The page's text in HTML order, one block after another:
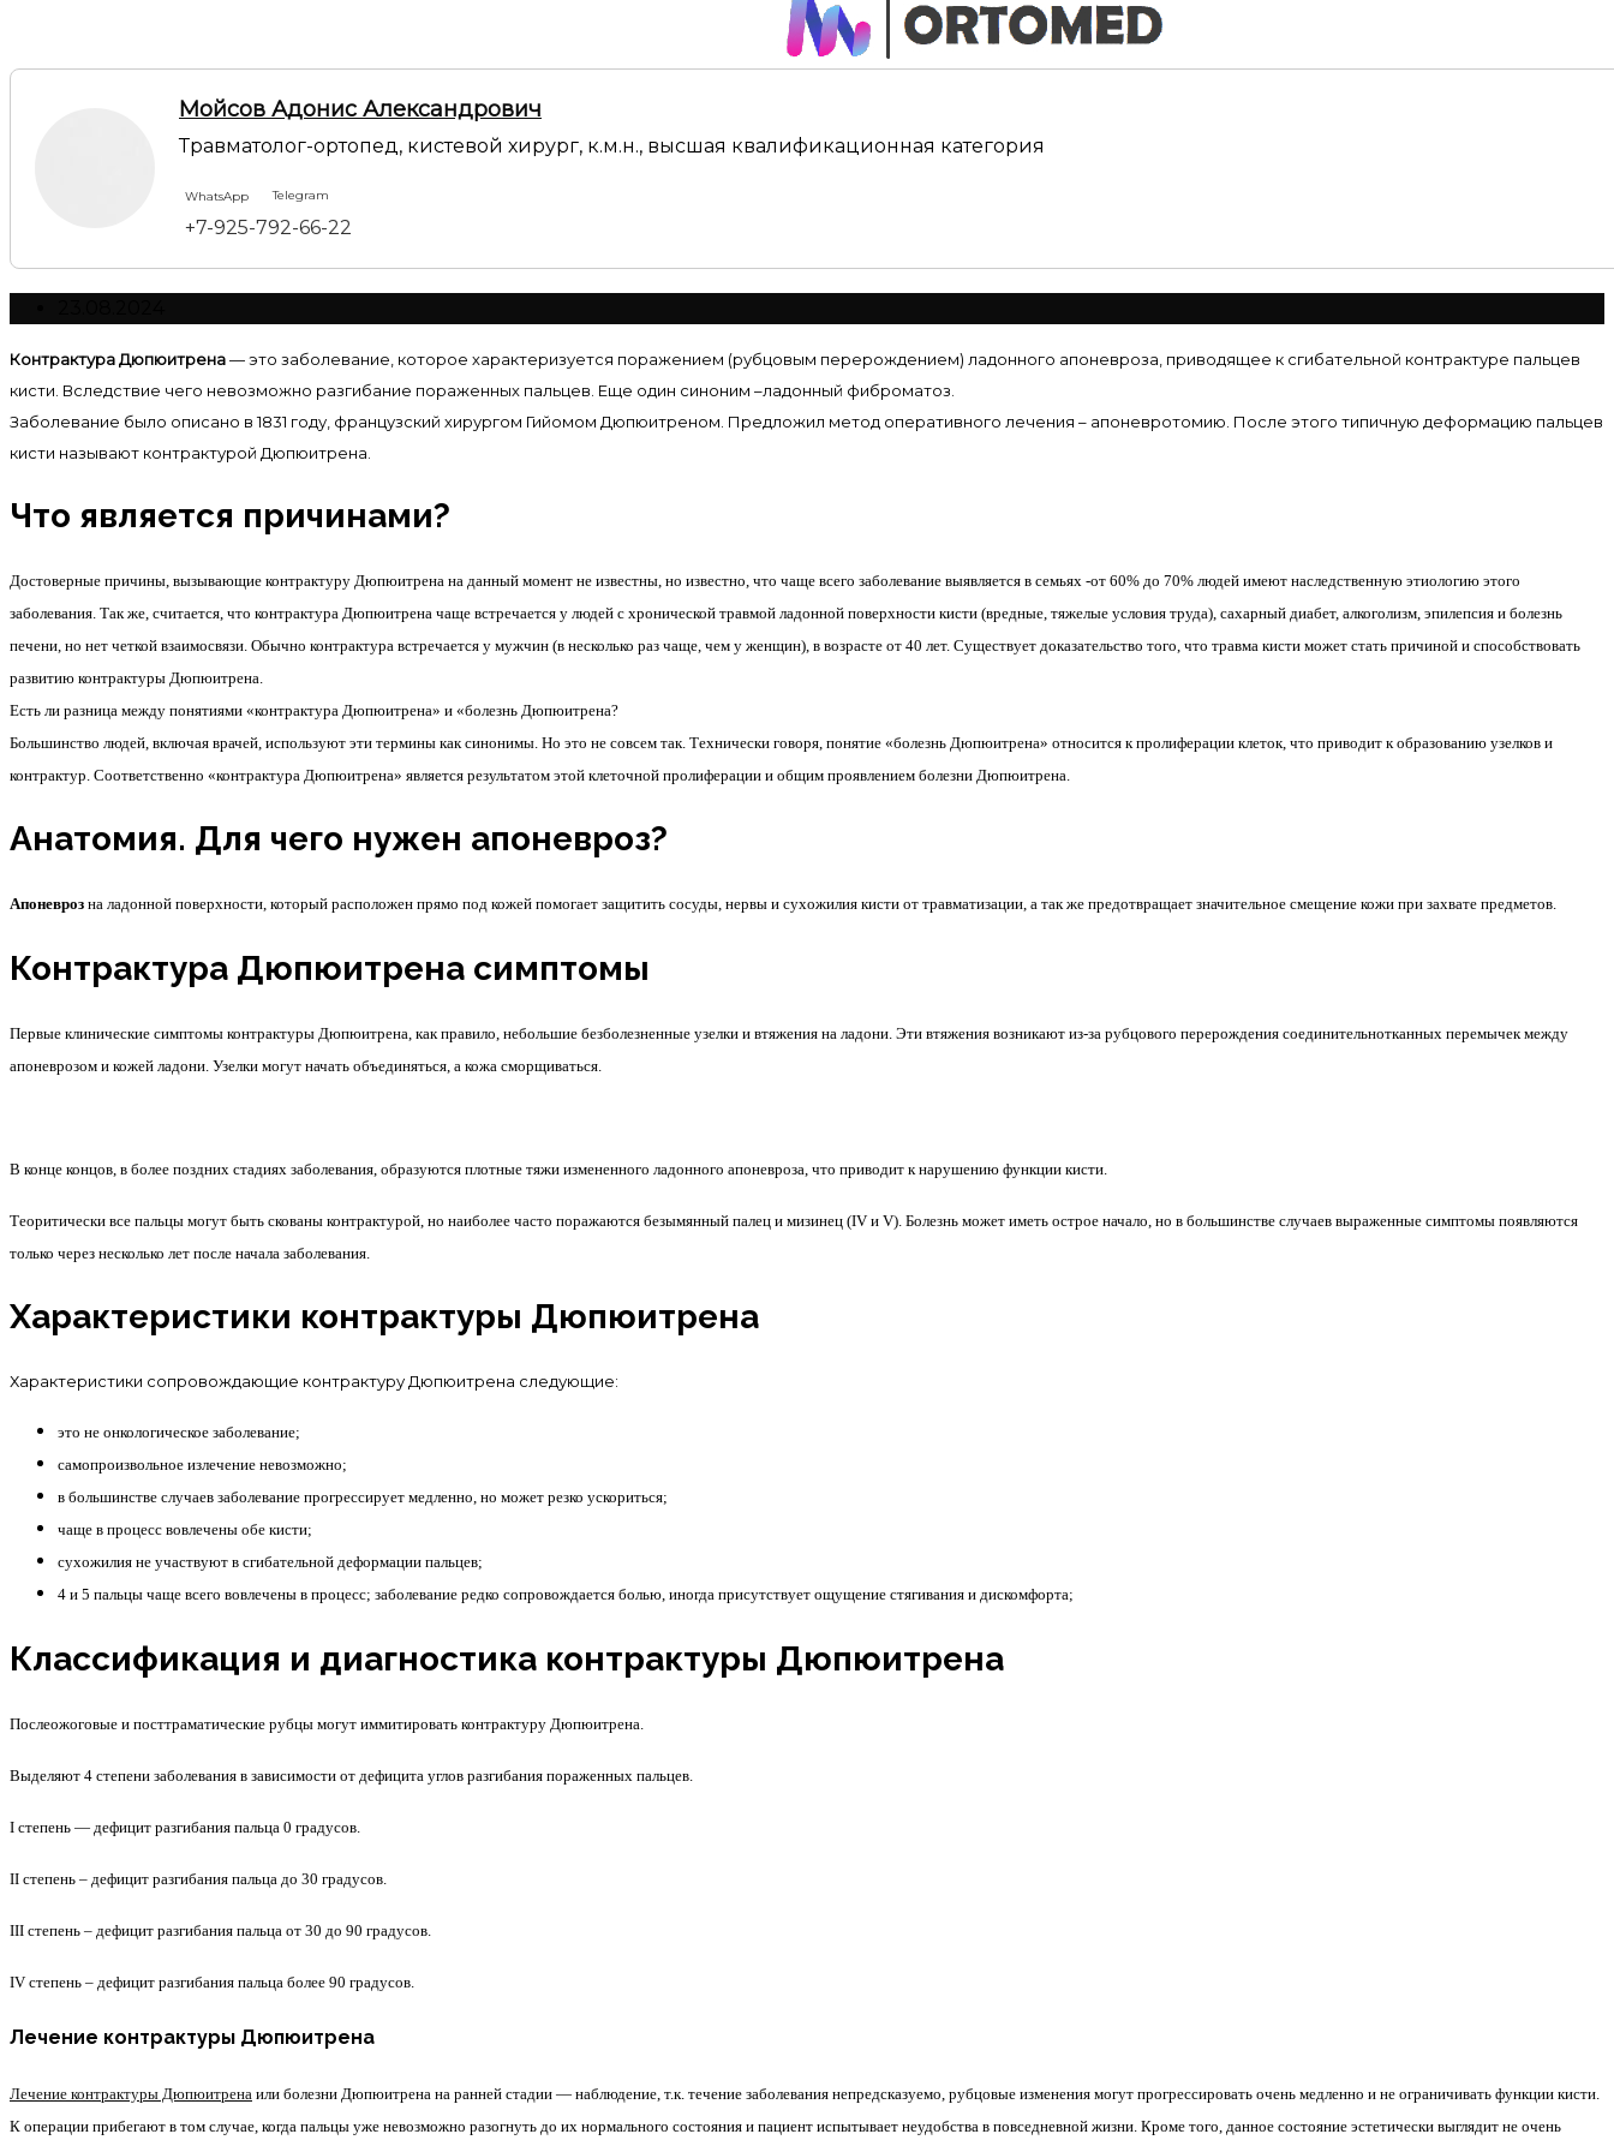
Мойсов Адонис Александрович
Травматолог-ортопед, кистевой хирург, к.м.н., высшая квалификационная категория
WhatsApp Telegram
+7-925-792-66-22
Контрактура Дюпюитрена— это заболевание, которое характеризуется поражением (рубцовым перерождением) ладонного апоневроза, приводящее к сгибательной контрактуре пальцев
кисти. Вследствие чего невозможно разгибание пораженных пальцев. Еще один синоним –ладонный фиброматоз.
Заболевание было описано в 1831 году, французский хирургом Гийомом Дюпюитреном. Предложил метод оперативного лечения – апоневротомию. После этого типичную деформацию пальцев
кисти называют контрактурой Дюпюитрена.
Что является причинами?
Достоверные причины, вызывающие контрактуру Дюпюитрена на данный момент не известны, но известно, что чаще всего заболевание выявляется в семьях -от 60% до 70% людей имеют наследственную этиологию этого
заболевания. Так же, считается, что контрактура Дюпюитрена чаще встречается у людей с хронической травмой ладонной поверхности кисти (вредные, тяжелые условия труда), сахарный диабет, алкоголизм, эпилепсия и болезнь
печени, но нет четкой взаимосвязи. Обычно контрактура встречается у мужчин (в несколько раз чаще, чем у женщин), в возрасте от 40 лет. Существует доказательство того, что травма кисти может стать причиной и способствовать
развитию контрактуры Дюпюитрена.
Есть ли разница между понятиями «контрактура Дюпюитрена» и «болезнь Дюпюитрена?
Большинство людей, включая врачей, используют эти термины как синонимы. Но это не совсем так. Технически говоря, понятие «болезнь Дюпюитрена» относится к пролиферации клеток, что приводит к образованию узелков и
контрактур. Соответственно «контрактура Дюпюитрена» является результатом этой клеточной пролиферации и общим проявлением болезни Дюпюитрена.
Анатомия. Для чего нужен апоневроз?
Апоневроз на ладонной поверхности, который расположен прямо под кожей помогает защитить сосуды, нервы и сухожилия кисти от травматизации, а так же предотвращает значительное смещение кожи при захвате предметов.
Контрактура Дюпюитрена симптомы
Первые клинические симптомы контрактуры Дюпюитрена, как правило, небольшие безболезненные узелки и втяжения на ладони. Эти втяжения возникают из-за рубцового перерождения соединительнотканных перемычек между
апоневрозом и кожей ладони. Узелки могут начать объединяться, а кожа сморщиваться.
В конце концов, в более поздних стадиях заболевания, образуются плотные тяжи измененного ладонного апоневроза, что приводит к нарушению функции кисти.
Теоритически все пальцы могут быть скованы контрактурой, но наиболее часто поражаются безымянный палец и мизинец (IV и V). Болезнь может иметь острое начало, но в большинстве случаев выраженные симптомы появляются
только через несколько лет после начала заболевания.
Характеристики контрактуры Дюпюитрена
Характеристики сопровождающие контрактуру Дюпюитрена следующие:
это не онкологическое заболевание;
самопроизвольное излечение невозможно;
в большинстве случаев заболевание прогрессирует медленно, но может резко ускориться;
чаще в процесс вовлечены обе кисти;
сухожилия не участвуют в сгибательной деформации пальцев;
4 и 5 пальцы чаще всего вовлечены в процесс; заболевание редко сопровождается болью, иногда присутствует ощущение стягивания и дискомфорта;
Классификация и диагностика контрактуры Дюпюитрена
Послеожоговые и посттраматические рубцы могут иммитировать контрактуру Дюпюитрена.
Выделяют 4 степени заболевания в зависимости от дефицита углов разгибания пораженных пальцев.
I степень — дефицит разгибания пальца 0 градусов.
II степень – дефицит разгибания пальца до 30 градусов.
III степень – дефицит разгибания пальца от 30 до 90 градусов.
IV степень – дефицит разгибания пальца более 90 градусов.
Лечение контрактуры Дюпюитрена
Лечение контрактуры Дюпюитрена или болезни Дюпюитрена на ранней стадии — наблюдение, т.к. течение заболевания непредсказуемо, рубцовые изменения могут прогрессировать очень медленно и не ограничивать функции кисти.
К операции прибегают в том случае, когда пальцы уже невозможно разогнуть до их нормального состояния и пациент испытывает неудобства в повседневной жизни. Кроме того, данное состояние эстетически выглядит не очень